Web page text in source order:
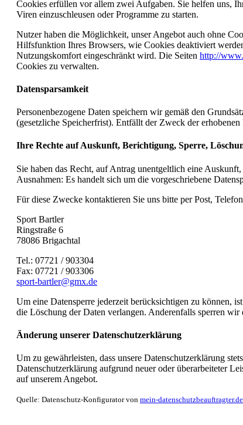
Cookies erfüllen vor allem zwei Aufgaben. Sie helfen uns,
Viren einzuschleusen oder Programme zu starten.
Nutzer haben die Möglichkeit, unser Angebot auch ohne
Hilfsfunktion Ihres Browsers, wie Cookies deaktiviert
Nutzungskomfort eingeschränkt wird. Die Seiten http://
Cookies zu verwalten.
Datensparsamkeit
Personenbezogene Daten speichern wir gemäß den
(gesetzliche Speicherfrist). Entfällt der Zweck der
Ihre Rechte auf Auskunft, Berichtigung, Sperre,
Sie haben das Recht, auf Antrag unentgeltlich eine
Ausnahmen: Es handelt sich um die vorgeschriebene
Für diese Zwecke kontaktieren Sie uns bitte per Post,
Sport Bartler
Ringstraße 6
78086 Brigachtal
Tel.: 07721 / 903304
Fax: 07721 / 903306
sport-bartler@gmx.de
Um eine Datensperre jederzeit berücksichtigen zu können,
die Löschung der Daten verlangen. Anderenfalls sperren wir
Änderung unserer Datenschutzerklärung
Um zu gewährleisten, dass unsere Datenschutzerklärung
Datenschutzerklärung aufgrund neuer oder überarbeiteter
auf unserem Angebot.
Quelle: Datenschutz-Konfigurator von mein-datenschutzbeauftragter.de